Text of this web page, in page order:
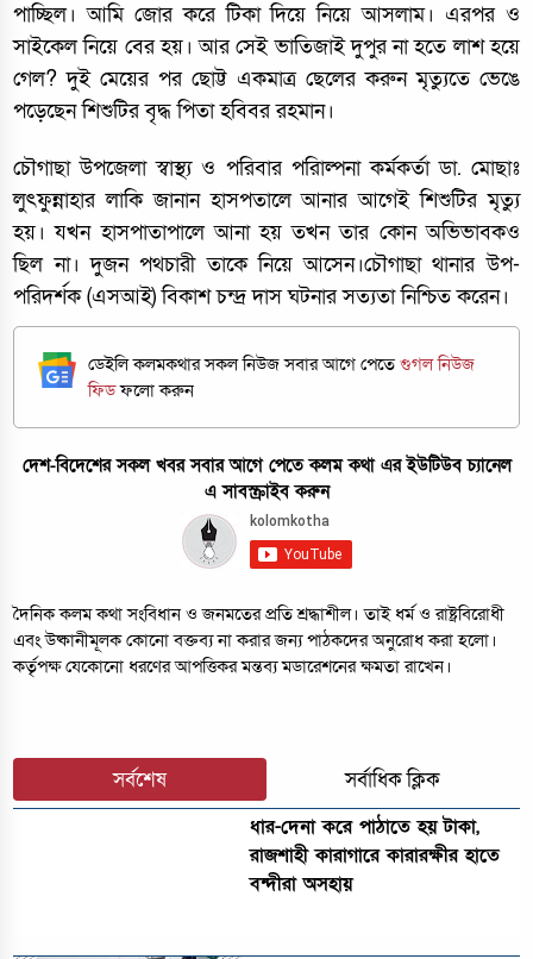
পাচ্ছিল। আমি জোর করে টিকা দিয়ে নিয়ে আসলাম। এরপর ও
সাইকেল নিয়ে বের হয়। আর সেই ভাতিজাই দুপুর না হতে লাশ হয়ে
গেল? দুই মেয়ের পর ছোট্ট একমাত্র ছেলের করুন মৃত্যুতে ভেঙে
পড়েছেন শিশুটির বৃদ্ধ পিতা হবিবর রহমান।
চৌগাছা উপজেলা স্বাস্থ্য ও পরিবার পরিাল্পনা কর্মকর্তা ডা. মোছাঃ
লুৎফুন্নাহার লাকি জানান হাসপতালে আনার আগেই শিশুটির মৃত্যু
হয়। যখন হাসপাতাপালে আনা হয় তখন তার কোন অভিভাবকও
ছিল না। দুজন পথচারী তাকে নিয়ে আসেন।চৌগাছা থানার উপ-
পরিদর্শক (এসআই) বিকাশ চন্দ্র দাস ঘটনার সত্যতা নিশ্চিত করেন।
ডেইলি কলমকথার সকল নিউজ সবার আগে পেতেগুগল নিউজ
ফিডফলো করুন
দেশ-বিদেশের সকল খবর সবার আগে পেতে কলম কথা এর ইউটিউব চ্যানেল
এ সাবস্ক্রাইব করুন
দৈনিক কলম কথা সংবিধান ও জনমতের প্রতি শ্রদ্ধাশীল। তাই ধর্ম ও রাষ্ট্রবিরোধী
এবং উষ্কানীমূলক কোনো বক্তব্য না করার জন্য পাঠকদের অনুরোধ করা হলো।
কর্তৃপক্ষ যেকোনো ধরণের আপত্তিকর মন্তব্য মডারেশনের ক্ষমতা রাখেন।
সর্বশেষ সর্বাধিক ক্লিক
ধার-দেনা করে পাঠাতে হয় টাকা,
রাজশাহী কারাগারে কারারক্ষীর হাতে
বন্দীরা অসহায়